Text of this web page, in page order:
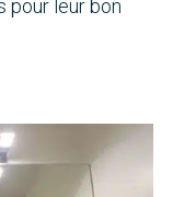
pour leur bon